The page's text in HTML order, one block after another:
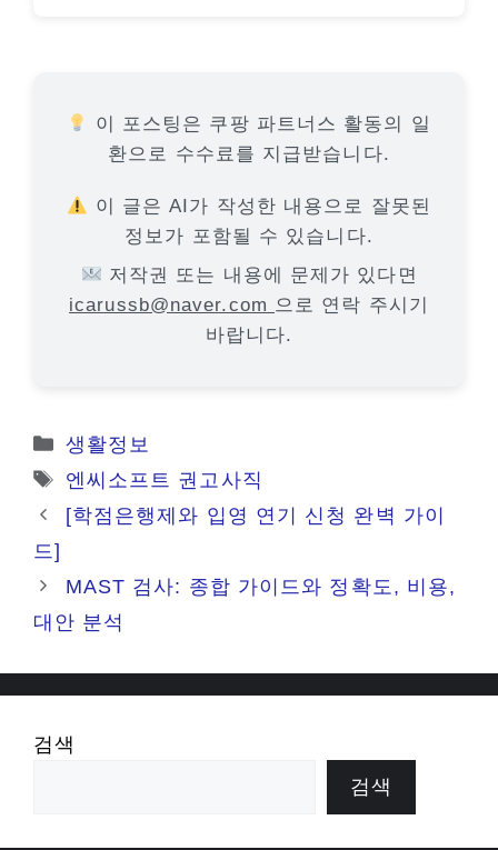
이 포스팅은 쿠팡 파트너스 활동의 일
환으로 수수료를 지급받습니다.
이 글은 AI가 작성한 내용으로 잘못된
정보가 포함될 수 있습니다.
저작권 또는 내용에 문제가 있다면
icarussb@naver.com 으로 연락 주시기
바랍니다.
카
테
리
생활정보
태
그
엔씨소프트 권고사직
[학점은행제와 입영 연기 신청 완벽 가이
드]
MAST 검사: 종합 가이드와 정확도, 비용,
대안 분석
검색
검색